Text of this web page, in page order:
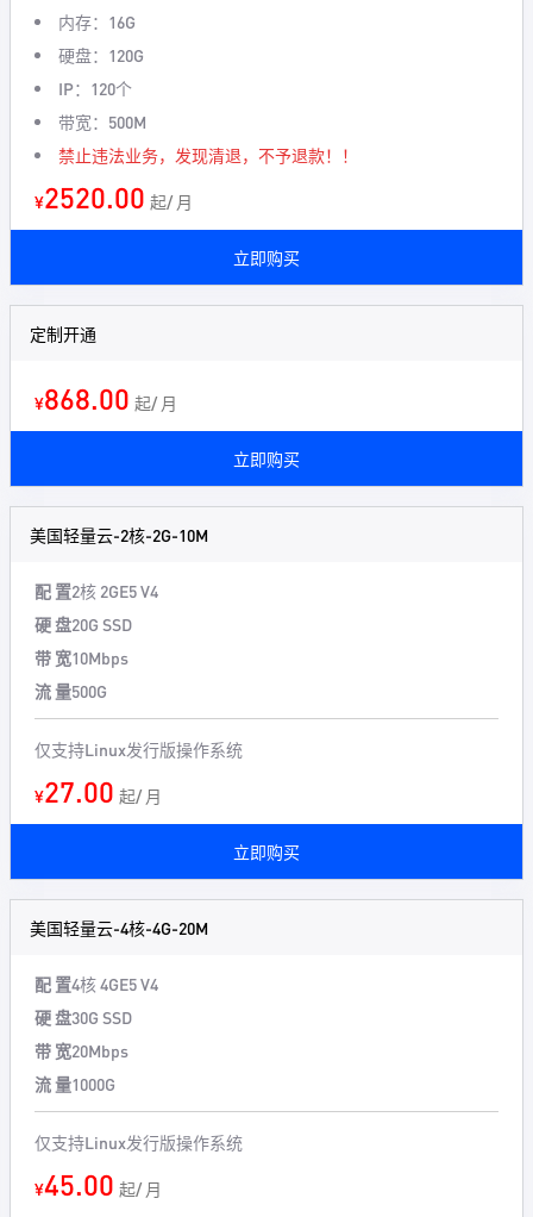
内存：16G
硬盘：120G
IP：120个
带宽：500M
禁止违法业务，发现清退，不予退款！！
¥2520.00 起/ 月
立即购买
定制开通
¥868.00 起/ 月
立即购买
美国轻量云-2核-2G-10M
配 置2核 2GE5 V4
硬 盘20G SSD
带 宽10Mbps
流 量500G
仅支持Linux发行版操作系统
¥27.00 起/ 月
立即购买
美国轻量云-4核-4G-20M
配 置4核 4GE5 V4
硬 盘30G SSD
带 宽20Mbps
流 量1000G
仅支持Linux发行版操作系统
¥45.00 起/ 月